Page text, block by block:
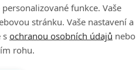
funkce. Vaše
stránku. Vaše nastavení a
s ochranou osobních údajů nebo
rohu.